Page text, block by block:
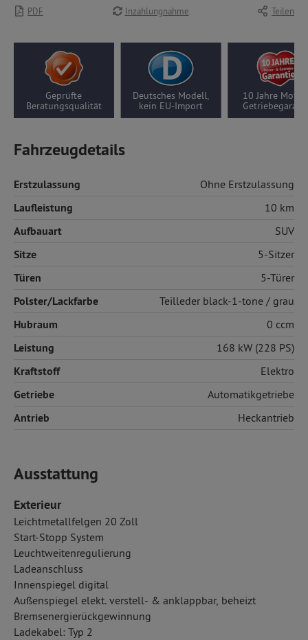
PDF Inzahlungnahme Teilen
Deutsches Modell,
kein EU-Import
10 Jahre Motor-/
Getriebegarantie
5 Jahre
Fahrzeugdetails
Erstzulassung Ohne Erstzulassung
Laufleistung 10 km
Aufbauart SUV
Sitze 5-Sitzer
Türen 5-Türer
Polster/Lackfarbe Teilleder black-1-tone / grau
Hubraum 0 ccm
Leistung 168 kW (228 PS)
Kraftstoff Elektro
Getriebe Automatikgetriebe
Antrieb Heckantrieb
Ausstattung
Exterieur
Leichtmetallfelgen 20 Zoll
Start-Stopp System
Leuchtweitenregulierung
Ladeanschluss
Innenspiegel digital
Außenspiegel elekt. verstell- & anklappbar, beheizt
Bremsenergierückgewinnung
Ladekabel: Typ 2